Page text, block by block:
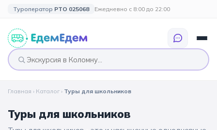
Туроператор РТО 025068 Ежедневно с 8:00 до 22:00
Все праздники
Однодневные
Главная › Каталог › Туры для школьников
Туры для школьников